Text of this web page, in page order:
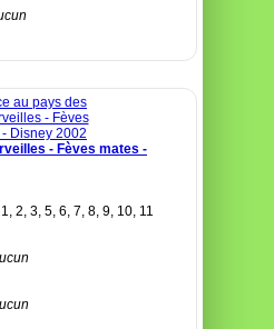
- Fèves mates -
1, 2, 3, 5, 6, 7, 8, 9, 10, 11